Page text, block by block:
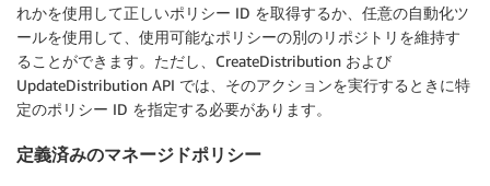
れかを使用して正しいポリシー ID を取得するか、任意の自動化ツ
ールを使用して、使用可能なポリシーの別のリポジトリを維持す
ることができます。ただし、CreateDistribution および
UpdateDistribution API では、そのアクションを実行するときに特
定のポリシー ID を指定する必要があります。
定義済みのマネージドポリシー